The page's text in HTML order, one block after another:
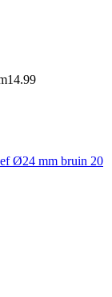
14.99
Ø24 mm bruin 20